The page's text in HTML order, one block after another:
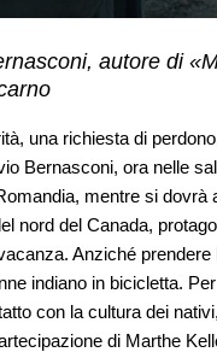
autore di
una richiesta di
Bernasconi, ora nelle
mentre si dovrà
nord del Canada,
Anziché prendere
indiano in bicicletta.
con la cultura dei
di Marthe